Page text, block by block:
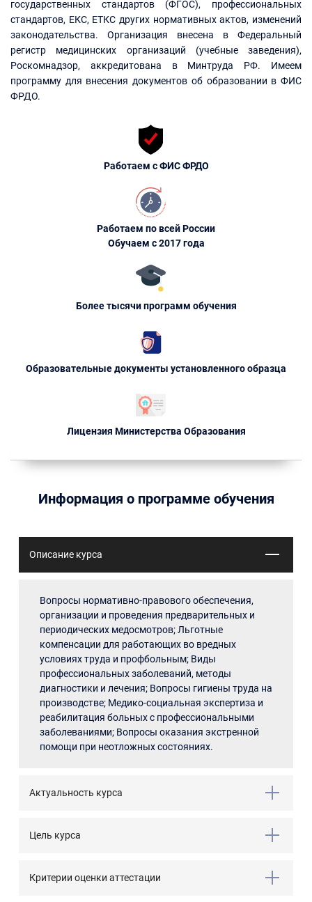
государственных стандартов (ФГОС), профессиональных
стандартов, ЕКС, ЕТКС других нормативных актов, изменений
законодательства. Организация внесена в Федеральный
регистр медицинских организаций (учебные заведения),
Роскомнадзор, аккредитована в Минтруда РФ. Имеем
программу для внесения документов об образовании в ФИС
ФРДО.
Работаем с ФИС ФРДО
Работаем по всей России
Обучаем с 2017 года
Более тысячи программ обучения
Образовательные документы установленного образца
Лицензия Министерства Образования
Информация о программе обучения
Описание курса
Вопросы нормативно-правового обеспечения,
организации и проведения предварительных и
периодических медосмотров; Льготные
компенсации для работающих во вредных
условиях труда и профбольным; Виды
профессиональных заболеваний, методы
диагностики и лечения; Вопросы гигиены труда на
производстве; Медико-социальная экспертиза и
реабилитация больных с профессиональными
заболеваниями; Вопросы оказания экстренной
помощи при неотложных состояниях.
Актуальность курса
Цель курса
Критерии оценки аттестации